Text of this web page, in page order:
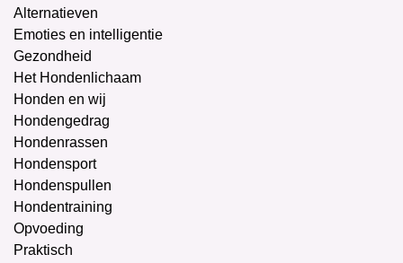
Alternatieven
Emoties en intelligentie
Gezondheid
Het Hondenlichaam
Honden en wij
Hondengedrag
Hondenrassen
Hondensport
Hondenspullen
Hondentraining
Opvoeding
Praktisch